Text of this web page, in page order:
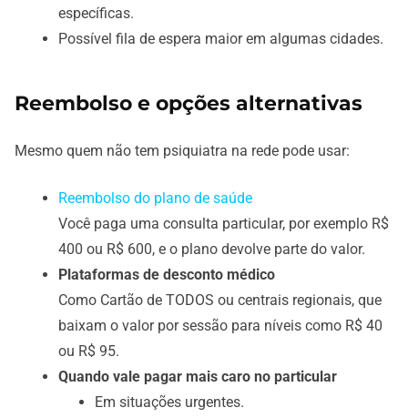
específicas.
Possível fila de espera maior em algumas cidades.
Reembolso e opções alternativas
Mesmo quem não tem psiquiatra na rede pode usar:
Reembolso do plano de saúde
Você paga uma consulta particular, por exemplo R$
400 ou R$ 600, e o plano devolve parte do valor.
Plataformas de desconto médico
Como Cartão de TODOS ou centrais regionais, que
baixam o valor por sessão para níveis como R$ 40
ou R$ 95.
Quando vale pagar mais caro no particular
Em situações urgentes.